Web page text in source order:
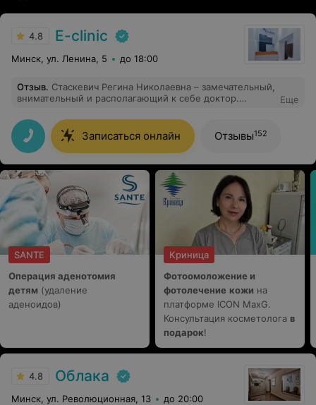
4.8 E-clinic
Минск, ул. Ленина, 5 до 18:00
Отзыв. Стаскевич Регина Николаевна – замечательный,
внимательный и располагающий к себе доктор.
рекомендации: что лучше удалить, за какими стоит
наблюдать. Видно, что врач заинтересован в здоровье
пациента, разъясняет каждую деталь и отвечает на все
вопросы. Удаление родинок лазером прошло
безболезненно, доктор всегда интересуется твоим
состоянием, делает все аккуратно. Если бы все врачи
были настолько же отзывчивыми и
доброжелательными, мир был бы чуточку лучше)
Однозначно рекомендую врача-онколога Регину
Николаевну!
Еще
Записаться онлайн Отзывы152
SANTE
Операция аденотомия
детям (удаление
аденоидов)
Криница
Фотоомоложение и
фотолечение кожи на
платформе ICON MaxG.
Консультация косметолога в
подарок!
4.8 Облака
Минск, ул. Революционная, 13 до 20:00